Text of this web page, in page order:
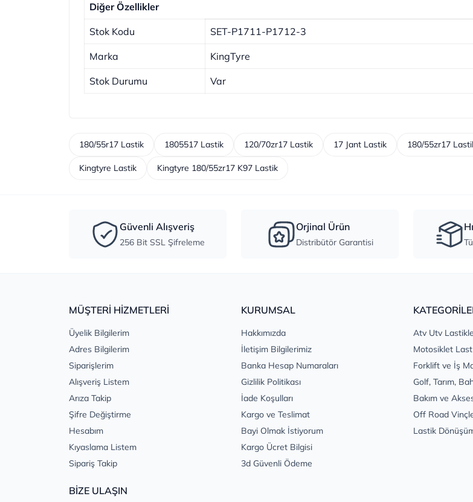
Diğer Özellikler
Stok Kodu SET-P1711-P1712-3
Marka KingTyre
Stok Durumu Var
180/55r17 Lastik 1805517 Lastik 120/70zr17 Lastik 17 Jant Lastik 180/55zr17
Kingtyre Lastik Kingtyre 180/55zr17 K97 Lastik
Güvenli Alışveriş
256 Bit SSL Şifreleme
Orjinal Ürün
Distribütör Garantisi
MÜŞTERİ HİZMETLERİ
Üyelik Bilgilerim
Adres Bilgilerim
Siparişlerim
Alışveriş Listem
Arıza Takip
Şifre Değiştirme
Hesabım
Kıyaslama Listem
Sipariş Takip
KURUMSAL
Hakkımızda
İletişim Bilgilerimiz
Banka Hesap Numaraları
Gizlilik Politikası
İade Koşulları
Kargo ve Teslimat
Bayi Olmak İstiyorum
Kargo Ücret Bilgisi
3d Güvenli Ödeme
Atv Utv
Motosiklet
Forklift ve İş
Golf, Tarım,
Bakım ve
Off Road
Lastik
BİZE ULAŞIN